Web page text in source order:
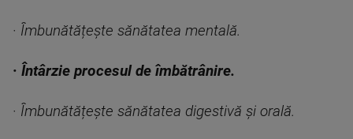
· Îmbunătățește sănătatea mentală.
· Întârzie procesul de îmbătrânire.
· Îmbunătățește sănătatea digestivă și orală.